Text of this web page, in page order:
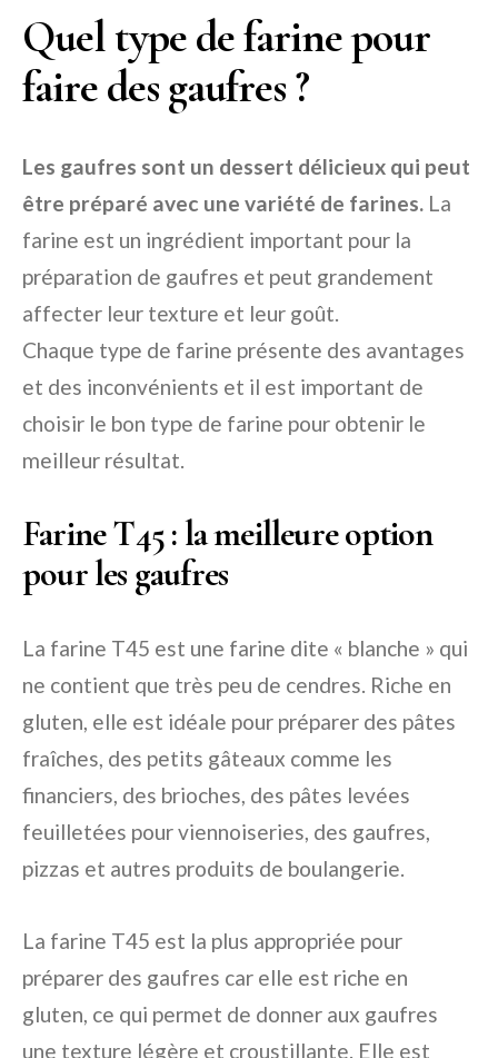
Quel type de farine pour
faire des gaufres ?
Les gaufres sont un dessert délicieux qui peut
être préparé avec une variété de farines. La
farine est un ingrédient important pour la
préparation de gaufres et peut grandement
affecter leur texture et leur goût.
Chaque type de farine présente des avantages
et des inconvénients et il est important de
choisir le bon type de farine pour obtenir le
meilleur résultat.
Farine T45 : la meilleure option
pour les gaufres
La farine T45 est une farine dite « blanche » qui
ne contient que très peu de cendres. Riche en
gluten, elle est idéale pour préparer des pâtes
fraîches, des petits gâteaux comme les
financiers, des brioches, des pâtes levées
feuilletées pour viennoiseries, des gaufres,
pizzas et autres produits de boulangerie.
La farine T45 est la plus appropriée pour
préparer des gaufres car elle est riche en
gluten, ce qui permet de donner aux gaufres
une texture légère et croustillante. Elle est